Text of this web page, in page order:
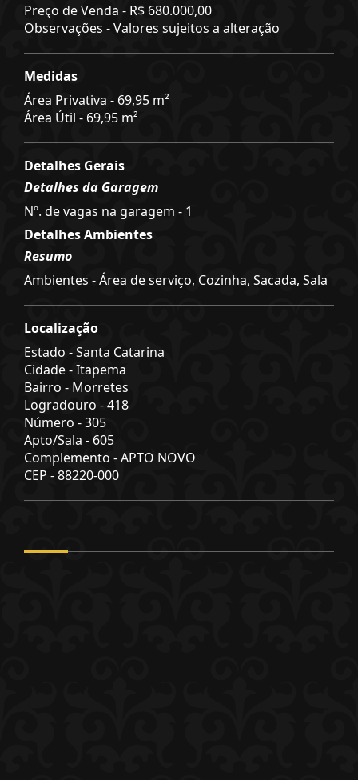
Preço de Venda - R$ 680.000,00
Observações - Valores sujeitos a alteração
Medidas
Área Privativa - 69,95 m²
Área Útil - 69,95 m²
Detalhes Gerais
Detalhes da Garagem
Nº. de vagas na garagem - 1
Detalhes Ambientes
Resumo
Ambientes - Área de serviço, Cozinha, Sacada, Sala
Localização
Estado -Santa Catarina
Cidade -Itapema
Bairro - Morretes
Logradouro -418
Número -305
Apto/Sala - 605
Complemento -APTO NOVO
CEP -88220-000